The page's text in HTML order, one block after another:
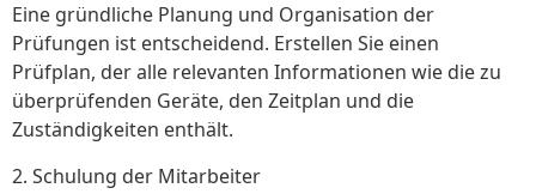
Eine gründliche Planung und Organisation der
Prüfungen ist entscheidend. Erstellen Sie einen
Prüfplan, der alle relevanten Informationen wie die zu
überprüfenden Geräte, den Zeitplan und die
Zuständigkeiten enthält.
2. Schulung der Mitarbeiter